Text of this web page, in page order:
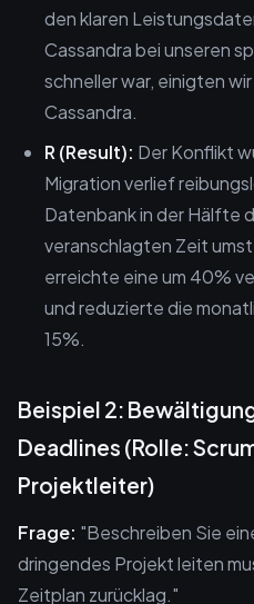
den klaren
Cassandra bei unseren
schneller war, einigten
Cassandra.
R (Result): Der Konflikt
Migration verlief
Datenbank in der Hälfte
veranschlagten Zeit
erreichte eine um 40%
und reduzierte die
15%.
Beispiel 2:
Deadlines (Rolle:
Projektleiter)
Frage: "Beschreiben Sie
dringendes Projekt leiten
Zeitplan zurücklag."